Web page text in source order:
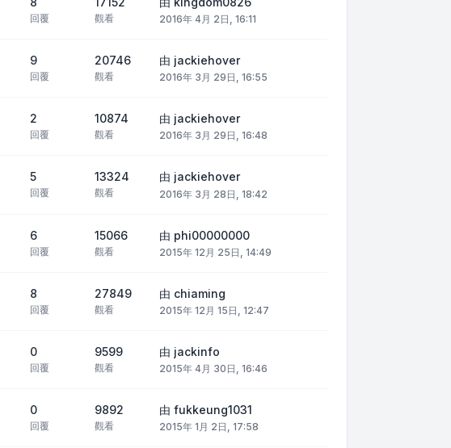
回覆 觀看 2016年 4月 2日, 16:11
9
回覆
20746
觀看
由 jackiehover
2016年 3月 29日, 16:55
2
回覆
10874
觀看
由 jackiehover
2016年 3月 29日, 16:48
5
回覆
13324
觀看
由 jackiehover
2016年 3月 28日, 18:42
6
回覆
15066
觀看
由 phi00000000
2015年 12月 25日, 14:49
8
回覆
27849
觀看
由 chiaming
2015年 12月 15日, 12:47
0
回覆
9599
觀看
由 jackinfo
2015年 4月 30日, 16:46
0
回覆
9892
觀看
由 fukkeung1031
2015年 1月 2日, 17:58